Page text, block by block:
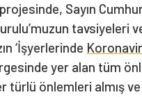
Sayın
tavsiyeleri
‘İşyerlerinde
yer alan tüm
türlü önlemleri almış